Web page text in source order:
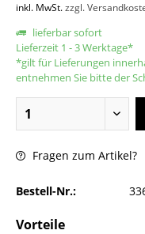
inkl. MwSt.zzgl.
lieferbar sofort
Lieferzeit 1 - 3 Werktage*
*gilt für Lieferungen
entnehmen Sie bitte der
Fragen zum Artikel?
Bestell-Nr.:
Vorteile